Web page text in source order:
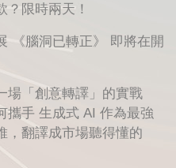
限時兩天！
《腦洞已轉正》 即將在開
場「創意轉譯」的實戰
攜手 生成式 AI 作為最強
，翻譯成市場聽得懂的